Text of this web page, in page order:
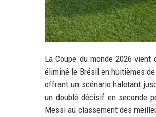
La Coupe du monde 2026
éliminé le Brésil en huitièmes
offrant un scénario haletant
un doublé décisif en seconde
Messi au classement des